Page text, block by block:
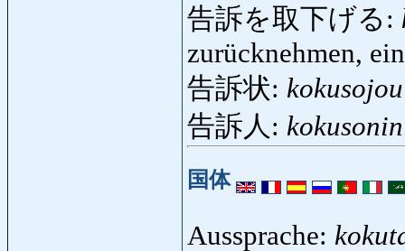
告訴を取下げる:
zurücknehmen,
告訴状: kokusojou
告訴人: kokusonin
国体
Aussprache: